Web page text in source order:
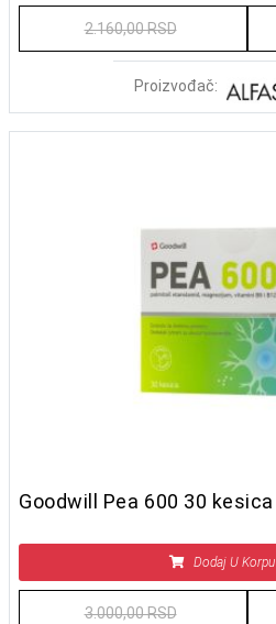
2.160,00 RSD
Proizvođač:
Goodwill Pea 600 30 kesica
Dodaj U Korpu
3.000,00 RSD